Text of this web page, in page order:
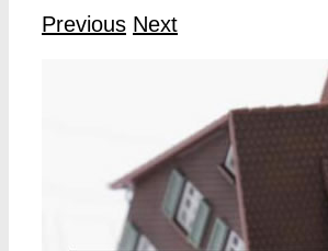
Previous Next